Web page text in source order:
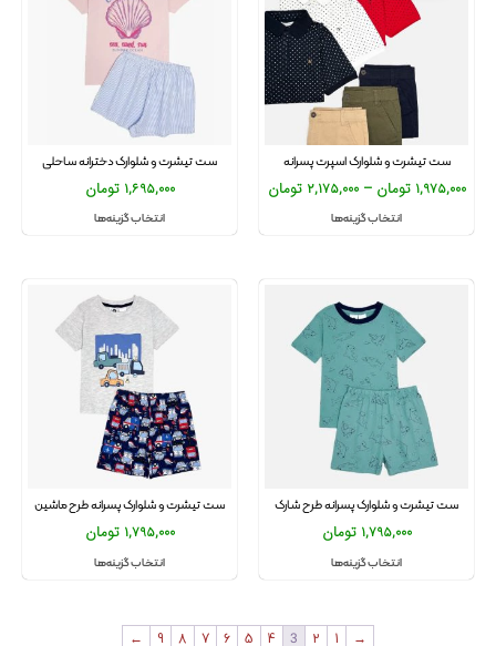
ست تیشرت و شلوارک اسپرت پسرانه
1,975,000 تومان –
2,175,000 تومان
انتخاب گزینه‌ها
ست تیشرت و شلوارک دخترانه ساحلی
1,695,000 تومان
انتخاب گزینه‌ها
ست تیشرت و شلوارک پسرانه طرح شارک
1,795,000 تومان
انتخاب گزینه‌ها
ست تیشرت و شلوارک پسرانه طرح ماشین
1,795,000 تومان
انتخاب گزینه‌ها
→
1
2
3
4
5
6
7
8
9
←